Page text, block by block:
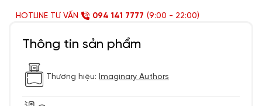
HOTLINE TƯ VẤN 094 141 7777 (9:00 - 22:00)
Thông tin sản phẩm
Thương hiệu: Imaginary Authors